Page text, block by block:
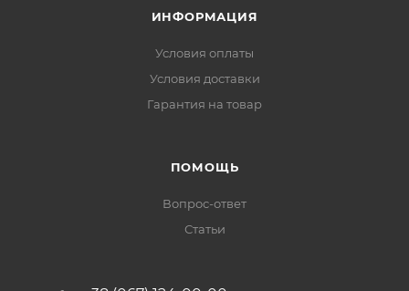
ИНФОРМАЦИЯ
Условия оплаты
Условия доставки
Гарантия на товар
ПОМОЩЬ
Вопрос-ответ
Статьи